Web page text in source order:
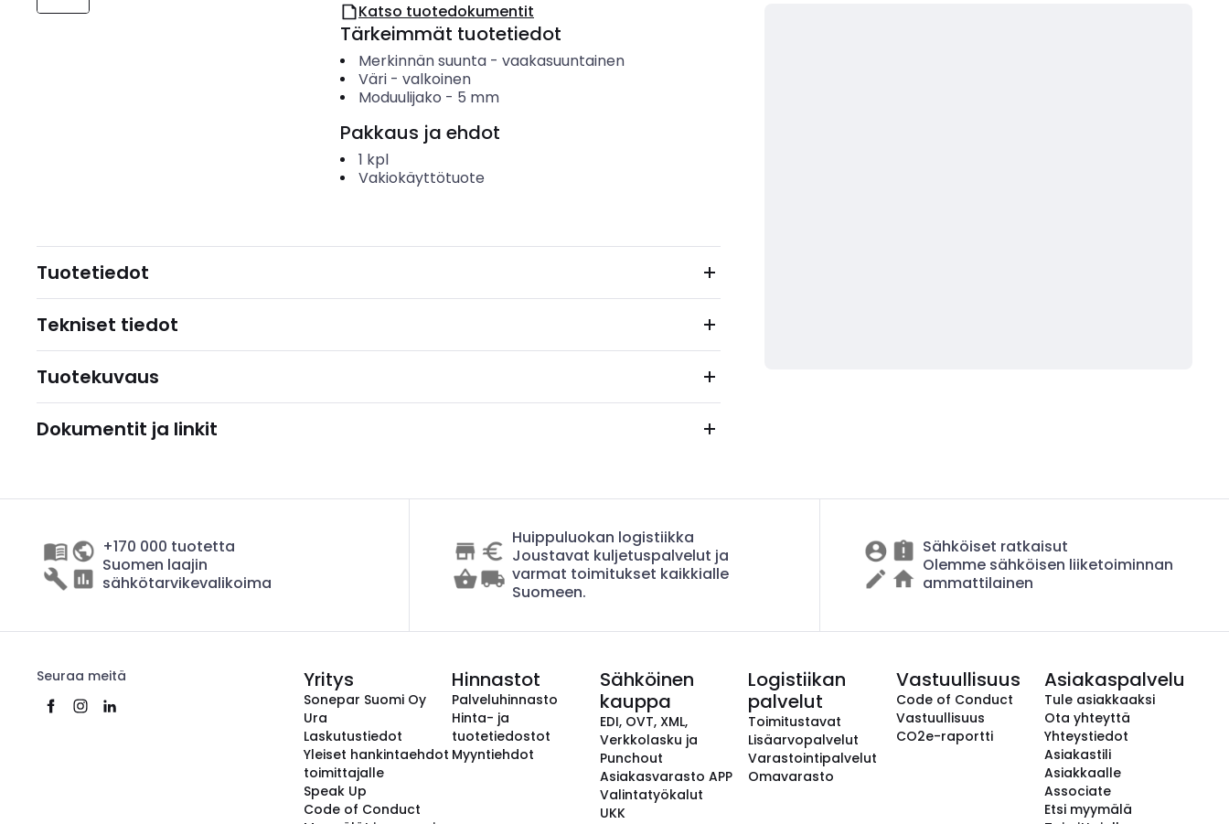
Katso tuotedokumentit
Tärkeimmät tuotetiedot
Merkinnän suunta- vaakasuuntainen
Väri- valkoinen
Moduulijako - 5 mm
Pakkaus ja ehdot
1 kpl
Vakiokäyttötuote
Tuotetiedot
Tekniset tiedot
Tuotekuvaus
Dokumentit ja linkit
+170 000 tuotetta
Suomen laajin
sähkötarvikevalikoima
Huippuluokan logistiikka
Joustavat kuljetuspalvelut ja
varmat toimitukset kaikkialle
Suomeen.
Sähköiset ratkaisut
Olemme sähköisen liiketoiminnan
ammattilainen
Seuraa meitä Yritys
Sonepar Suomi Oy
Ura
Laskutustiedot
Yleiset hankintaehdot
toimittajalle
Speak Up
Code of Conduct
Hinnastot
Palveluhinnasto
Hinta- ja
tuotetiedostot
Myyntiehdot
Sähköinen
kauppa
EDI, OVT, XML,
Verkkolasku ja
Punchout
Asiakasvarasto APP
Valintatyökalut
UKK
Logistiikan
palvelut
Toimitustavat
Lisäarvopalvelut
Varastointipalvelut
Omavarasto
Vastuullisuus
Code of Conduct
Vastuullisuus
CO2e-raportti
Asiakaspalvelu
Tule asiakkaaksi
Ota yhteyttä
Yhteystiedot
Asiakastili
Asiakkaalle
Associate
Etsi myymälä